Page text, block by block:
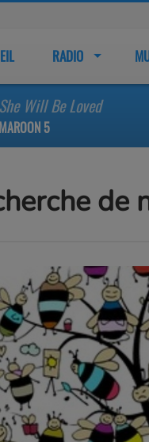
RADIO
She Will Be Loved
MAROON 5
de